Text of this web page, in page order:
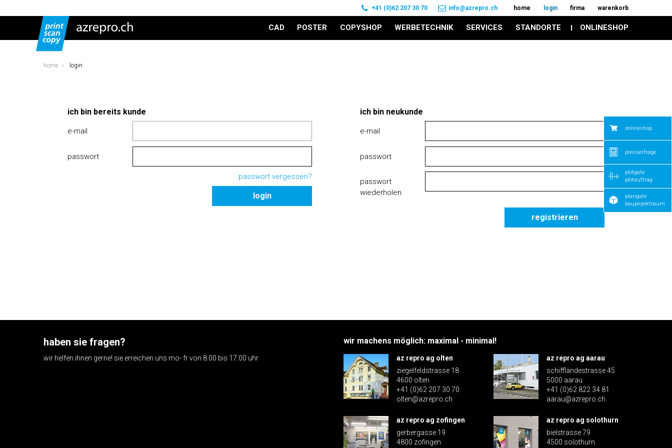
+41 (0)62 207 30 70 info@azrepro.ch home login firma warenkorb
CAD POSTER COPYSHOP WERBETECHNIK SERVICES STANDORTE ONLINESHOP
home login
ich bin bereits kunde
e-mail
passwort
passwort vergessen?
login
ich bin neukunde
e-mail
passwort
passwort
wiederholen
registrieren
onlineshop
preisanfrage
plotgate
plotauftrag
plangate
bauprojektraum
haben sie fragen?
wir helfen ihnen gerne! sie erreichen uns mo- fr von 8:00 bis 17:00 uhr
wir machens möglich: maximal - minimal!
az repro ag olten
ziegelfeldstrasse 18
4600 olten
+41 (0)62 207 30 70
olten@azrepro.ch
az repro ag aarau
schiffländestrasse 45
5000 aarau
+41 (0)62 822 34 81
aarau@azrepro.ch
az repro ag zofingen
gerbergasse 19
4800 zofingen
az repro ag solothurn
bielstrasse 79
4500 solothurn